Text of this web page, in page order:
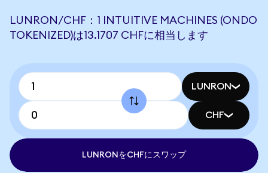
LUNRON/CHF：1 INTUITIVE MACHINES (ONDO
TOKENIZED)は13.1707 CHFに相当します
LUNRON
CHF
LUNRONをCHFにスワップ